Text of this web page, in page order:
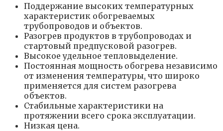
Поддержание высоких температурных
характеристик обогреваемых
трубопроводов и объектов.
Разогрев продуктов в трубопроводах и
стартовый предпусковой разогрев.
Высокое удельное тепловыделение.
Постоянная мощность обогрева независимо
от изменения температуры, что широко
применяется для систем разогрева
объектов.
Стабильные характеристики на
протяжении всего срока эксплуатации.
Низкая цена.